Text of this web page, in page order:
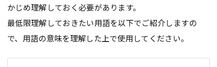
かじめ理解しておく必要があります。
最低限理解しておきたい用語を以下でご紹介しますの
で、用語の意味を理解した上で使用してください。